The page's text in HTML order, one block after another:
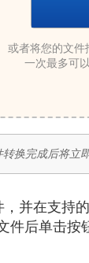
或者将您的文件
一次最多可
换完成后将立
并在支持
件后单击按